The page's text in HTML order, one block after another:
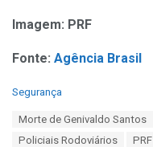
Imagem: PRF
Fonte: Agência Brasil
C
Segurança
Morte de Genivaldo Santos
Policiais Rodoviários
PRF